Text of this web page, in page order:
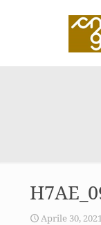
Aprile 30, 2021